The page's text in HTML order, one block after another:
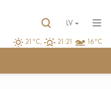
21°C, 21:21 16°C
LV